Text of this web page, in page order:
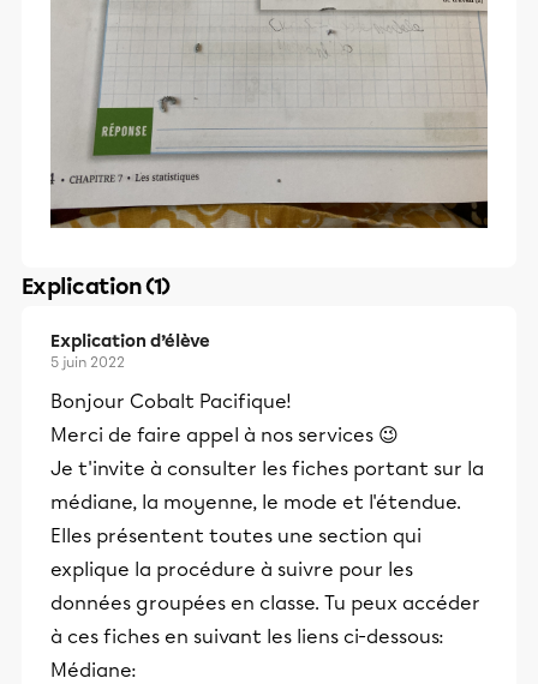
Explication (1)
Explication d’élève
5 juin 2022
Bonjour Cobalt Pacifique!
Merci de faire appel à nos services 😉
Je t'invite à consulter les fiches portant sur la
médiane, la moyenne, le mode et l'étendue.
Elles présentent toutes une section qui
explique la procédure à suivre pour les
données groupées en classe. Tu peux accéder
à ces fiches en suivant les liens ci-dessous:
Médiane: